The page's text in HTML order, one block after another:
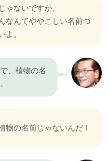
ゃないですか。
なんてややこしい名前つ
よ。
、植物の名
物の名前じゃないんだ！